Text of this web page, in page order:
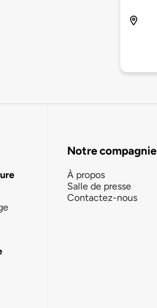
Notre compagnie
À propos
Salle de presse
Contactez-nous